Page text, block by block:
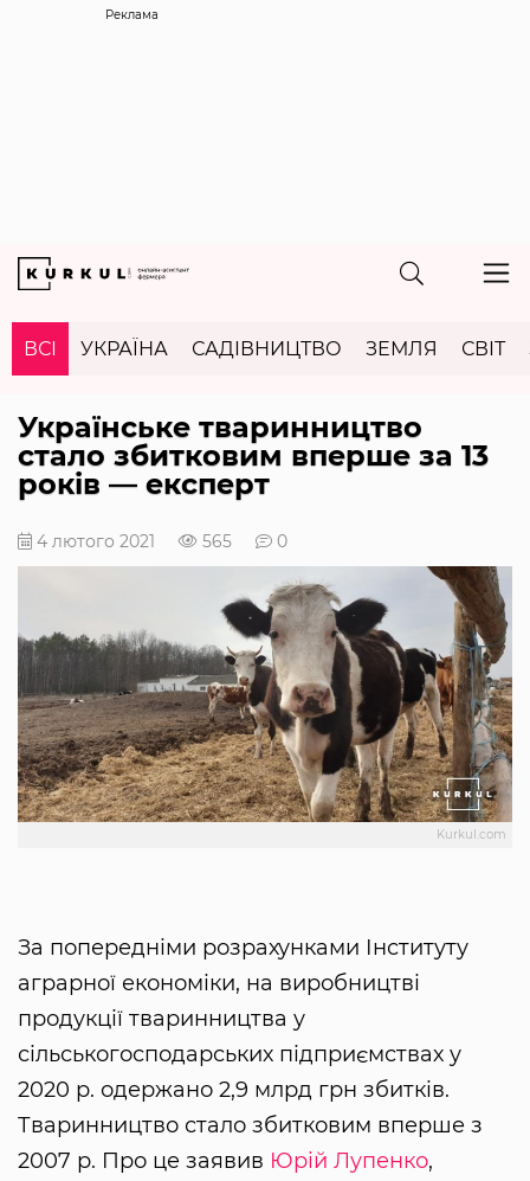
Реклама
ВСІ УКРАЇНА САДІВНИЦТВО ЗЕМЛЯ СВІТ
Українське тваринництво
стало збитковим вперше за 13
років — експерт
4 лютого 2021 565 0
Kurkul.com
За попередніми розрахунками Інституту
аграрної економіки, на виробництві
продукції тваринництва у
сільськогосподарських підприємствах у
2020 р. одержано 2,9 млрд грн збитків.
Тваринництво стало збитковим вперше з
2007 р. Про це заявив Юрій Лупенко,